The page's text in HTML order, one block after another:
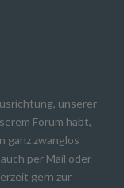
unserer
Forum habt,
ganz zwanglos
per Mail oder
gern zur